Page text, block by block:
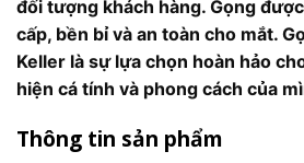
đối tượng khách hàng. Gọng
cấp, bền bỉ và an toàn cho mắt.
Keller là sự lựa chọn hoàn hảo
hiện cá tính và phong cách của
Thông tin sản phẩm